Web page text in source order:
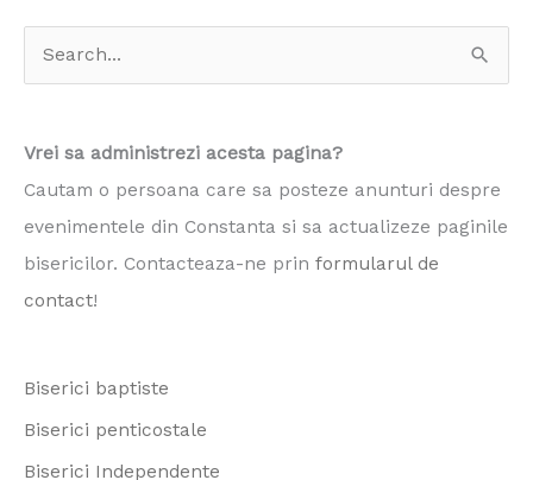
:
Vrei sa administrezi acesta pagina?
Cautam o persoana care sa posteze anunturi despre
evenimentele din Constanta si sa actualizeze paginile
bisericilor. Contacteaza-ne prin formularul de
contact!
Biserici baptiste
Biserici penticostale
Biserici Independente